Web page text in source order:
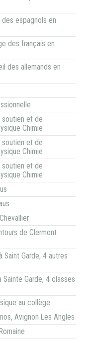
des espagnols en
des français en
des allemands en
et de
Chimie
et de
Chimie
et de
Chimie
de Clermont
Garde, 4 autres
Garde, 4 classes
au collège
Avignon Les Angles